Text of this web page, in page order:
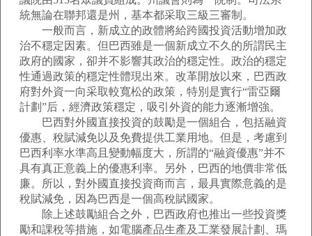
統無論在聯邦還是州，基本都采取三級三審制。
一般而言，新成立的政體將給跨國投資活動增加政
治不穩定因素。但巴西雖是一個新成立不久的所謂民主
政府的國家，卻并不影響其政治的穩定性。政治的穩定
性通過政策的穩定性體現出來。改革開放以來，巴西政
府對外資一向采取較寬松的政策，特別是實行“雷亞爾
計劃”后，經濟政策穩定，吸引外資的能力逐漸增強。
巴西對外國直接投資的鼓勵是一個組合，包括融資
優惠、稅賦減免以及免費提供工業用地。但是，考慮到
巴西利率水準高且變動幅度大，所謂的“融資優惠”并不
具有真正意義上的優惠利率。另外，巴西的地價非常低
廉。所以，對外國直接投資商而言，最具實際意義的是
稅賦減免，因為巴西是一個高稅賦國家。
除上述鼓勵組合之外，巴西政府也推出一些投資獎
勵和課稅等措施，如電腦產品生產及工業發展計劃、瑪